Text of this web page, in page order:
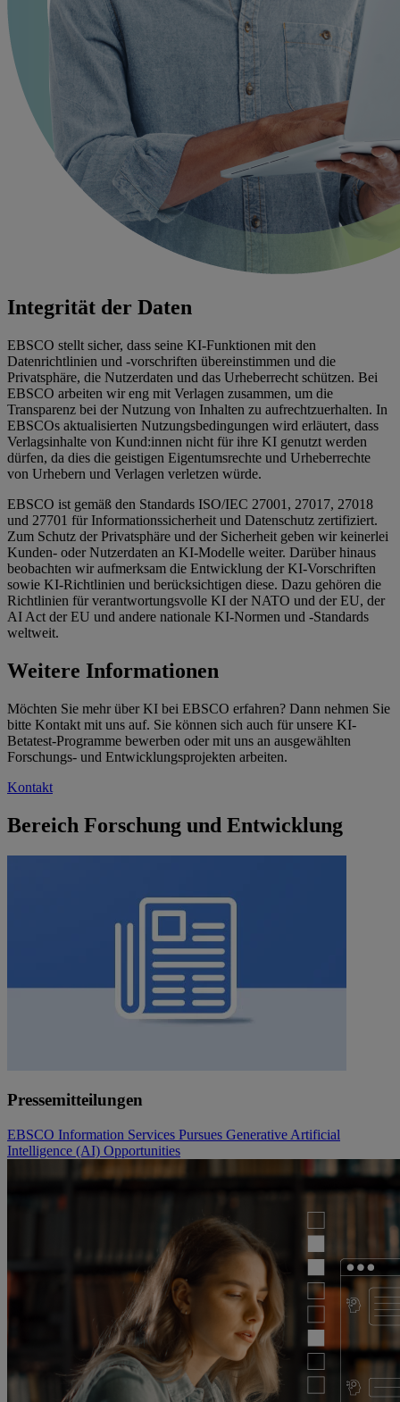
Integrität der Daten
EBSCO stellt sicher, dass seine KI-Funktionen mit den
Datenrichtlinien und -vorschriften übereinstimmen und die
Privatsphäre, die Nutzerdaten und das Urheberrecht schützen. Bei
EBSCO arbeiten wir eng mit Verlagen zusammen, um die
Transparenz bei der Nutzung von Inhalten zu aufrechtzuerhalten. In
EBSCOs aktualisierten Nutzungsbedingungen wird erläutert, dass
Verlagsinhalte von Kund:innen nicht für ihre KI genutzt werden
dürfen, da dies die geistigen Eigentumsrechte und Urheberrechte
von Urhebern und Verlagen verletzen würde.
EBSCO ist gemäß den Standards ISO/IEC 27001, 27017, 27018
und 27701 für Informationssicherheit und Datenschutz zertifiziert.
Zum Schutz der Privatsphäre und der Sicherheit geben wir keinerlei
Kunden- oder Nutzerdaten an KI-Modelle weiter. Darüber hinaus
beobachten wir aufmerksam die Entwicklung der KI-Vorschriften
sowie KI-Richtlinien und berücksichtigen diese. Dazu gehören die
Richtlinien für verantwortungsvolle KI der NATO und der EU, der
AI Act der EU und andere nationale KI-Normen und -Standards
weltweit.
Weitere Informationen
Möchten Sie mehr über KI bei EBSCO erfahren? Dann nehmen Sie
bitte Kontakt mit uns auf. Sie können sich auch für unsere KI-
Betatest-Programme bewerben oder mit uns an ausgewählten
Forschungs- und Entwicklungsprojekten arbeiten.
Kontakt
Bereich Forschung und Entwicklung
Pressemitteilungen
EBSCO Information Services Pursues Generative Artificial
Intelligence (AI) Opportunities